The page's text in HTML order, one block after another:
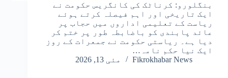
بنگلورو: کرناٹک کی کانگریس حکومت نے
ایک تاریخی اور اہم فیصلہ کرتے ہوئے
ریاست کے تعلیمی اداروں میں حجاب پر
عائد پابندی کو باضابطہ طور پر ختم کر
دیا ہے۔ ریاستی حکومت نے جمعرات کے روز
ایک نیا حکم نامہ…
Fikrokhabar News
مئی 13, 2026